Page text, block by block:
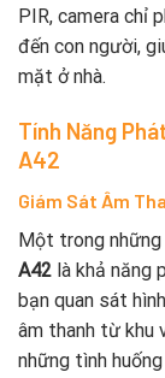
PIR, camera chỉ
đến con người,
mặt ở nhà.
Tính Năng
A42
Giám Sát Âm
Một trong
A42 là khả năng
bạn quan sát
âm thanh từ khu
những tình